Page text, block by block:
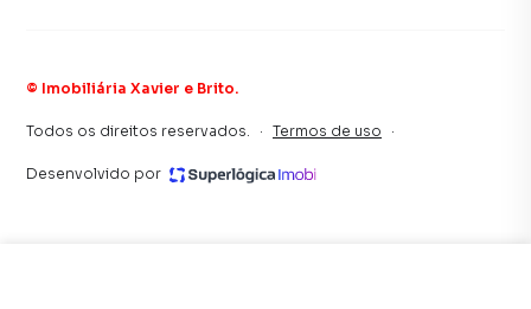
© Imobiliária Xavier e Brito.
Todos os direitos reservados. · Termos de uso ·
Desenvolvido por